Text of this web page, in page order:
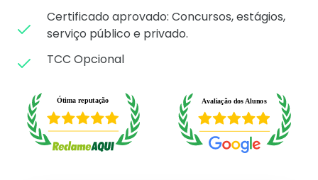
Certificado aprovado: Concursos, estágios,
serviço público e privado.
TCC Opcional